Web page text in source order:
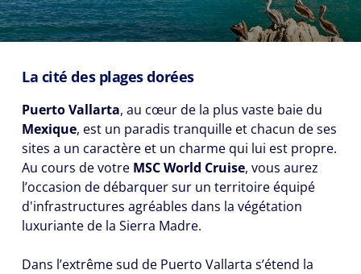
La cité des plages dorées
Puerto Vallarta, au cœur de la plus vaste baie du
Mexique, est un paradis tranquille et chacun de ses
sites a un caractère et un charme qui lui est propre.
Au cours de votre MSC World Cruise, vous aurez
l’occasion de débarquer sur un territoire équipé
d'infrastructures agréables dans la végétation
luxuriante de la Sierra Madre.
Dans l’extrême sud de Puerto Vallarta s’étend la